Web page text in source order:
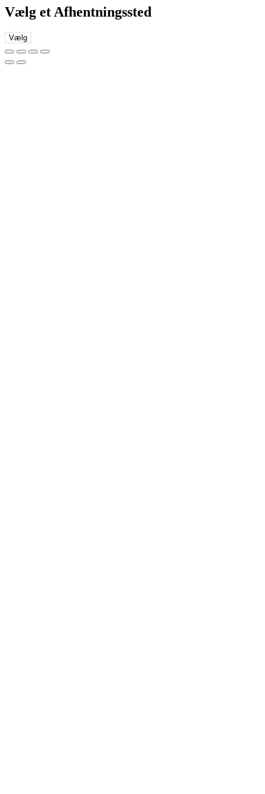
Vælg et Afhentningssted
Vælg